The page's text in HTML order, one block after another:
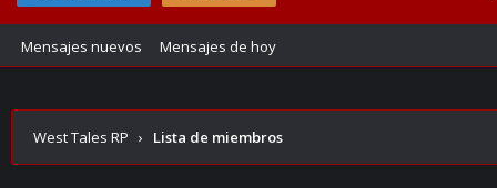
Mensajes nuevos Mensajes de hoy
West Tales RP › Lista de miembros